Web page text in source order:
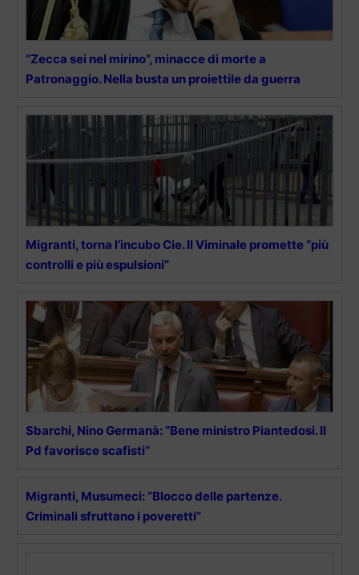
“Zecca sei nel mirino”, minacce di morte a
Patronaggio. Nella busta un proiettile da guerra
Migranti, torna l’incubo Cie. Il Viminale promette “più
controlli e più espulsioni”
Sbarchi, Nino Germanà: “Bene ministro Piantedosi. Il
Pd favorisce scafisti”
Migranti, Musumeci: “Blocco delle partenze.
Criminali sfruttano i poveretti”